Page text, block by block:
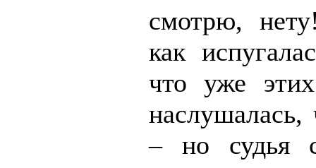
смотрю,
как
что уже этих
наслушалась,
– но судья